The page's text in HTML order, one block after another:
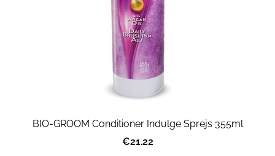
BIO-GROOM Conditioner Indulge Sprejs 355ml
€21.22